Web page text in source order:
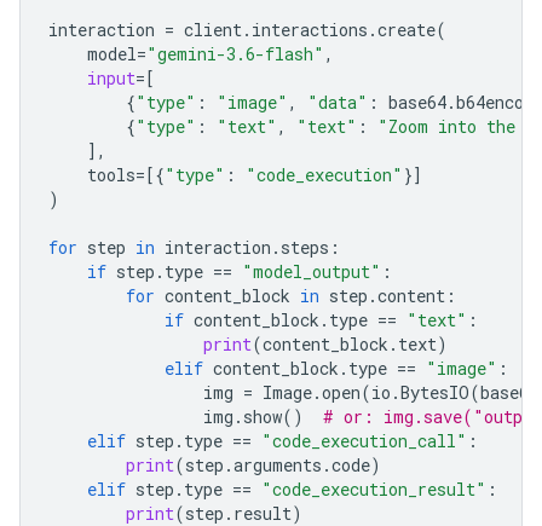
interaction = client. interactions .create(
model="gemini-3.6-flash" ,
input=[
{"type" : "image" , "data" : base64.b64encode
{"type" : "text" , "text" :
"Zoom into the
],
tools=[{"type" : "code_execution" }]
)
for step in interaction . steps :
if step . type == "model_output" :
for content_block in step .content :
if content_block . type == "text" :
print(content_block . text)
elif content_block . type == "image" :
img = Image.open(io .BytesIO(base64
img . show()
# or:
elif step . type == "code_execution_call" :
print(step .arguments .code)
elif step . type == "code_execution_result" :
print(step . result)